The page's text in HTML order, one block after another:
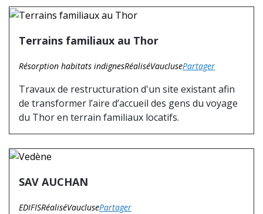
Terrains familiaux au Thor
Résorption habitats indignesRéaliséVauclusePartager
Travaux de restructuration d'un site existant afin
de transformer l’aire d’accueil des gens du voyage
du Thor en terrain familiaux locatifs.
SAV AUCHAN
EDIFISRéaliséVauclusePartager